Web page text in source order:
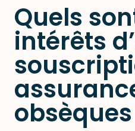
Quels
intérêts
obsèques